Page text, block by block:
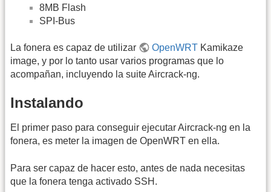
8MB Flash
SPI-Bus
La fonera es capaz de utilizar OpenWRT Kamikaze
image, y por lo tanto usar varios programas que lo
acompañan, incluyendo la suite Aircrack-ng.
Instalando
El primer paso para conseguir ejecutar Aircrack-ng en la
fonera, es meter la imagen de OpenWRT en ella.
Para ser capaz de hacer esto, antes de nada necesitas
que la fonera tenga activado SSH.